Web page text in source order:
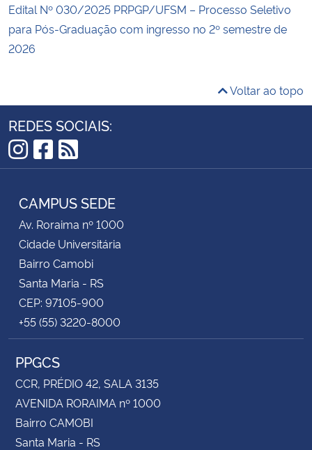
Edital Nº 030/2025 PRPGP/UFSM – Processo Seletivo
para Pós-Graduação com ingresso no 2º semestre de
2026
Voltar ao topo
REDES SOCIAIS:
Instagram
Facebook
RSS
CAMPUS SEDE
Av. Roraima nº 1000
Cidade Universitária
Bairro Camobi
Santa Maria - RS
CEP: 97105-900
+55 (55) 3220-8000
PPGCS
CCR, PRÉDIO 42, SALA 3135
AVENIDA RORAIMA nº 1000
Bairro CAMOBI
Santa Maria - RS